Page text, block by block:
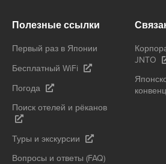
Полезные ссылки
Первый раз в Японии
Бесплатный WiFi
Погода
Поиск отелей и рёканов
Туры и экскурсии
Вопросы и ответы (FAQ)
JNTO